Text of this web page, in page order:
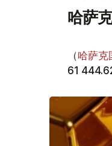
哈萨
（哈萨克
61